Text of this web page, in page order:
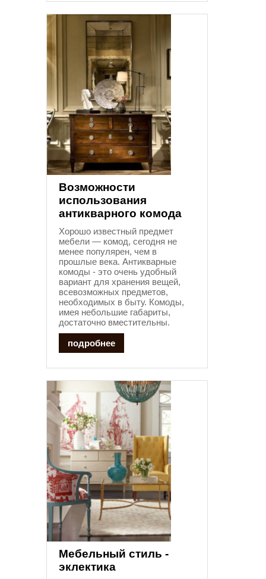
Возможности
использования
антикварного комода
Хорошо известный предмет
мебели — комод, сегодня не
менее популярен, чем в
прошлые века. Антикварные
комоды - это очень удобный
вариант для хранения вещей,
всевозможных предметов,
необходимых в быту. Комоды,
имея небольшие габариты,
достаточно вместительны.
подробнее
Мебельный стиль -
эклектика